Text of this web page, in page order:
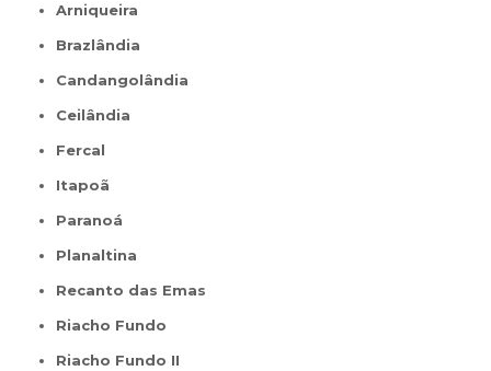
Arniqueira
Brazlândia
Candangolândia
Ceilândia
Fercal
Itapoã
Paranoá
Planaltina
Recanto das Emas
Riacho Fundo
Riacho Fundo II